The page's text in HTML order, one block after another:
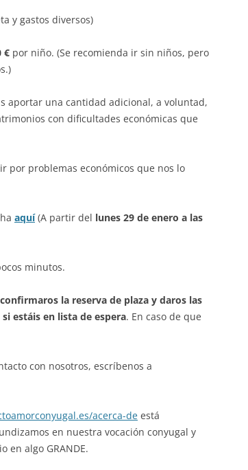
y gastos diversos)
€ por niño. (Se recomienda ir sin niños, pero
aportar una cantidad adicional, a voluntad,
con dificultades económicas que
por problemas económicos que nos lo
aquí(A partir del lunes 29 de enero a las
minutos.
confirmaros la reserva de plaza y daros las
estáis en lista de espera. En caso de que
con nosotros, escríbenos a
acerca-de está
en nuestra vocación conyugal y
en algo GRANDE.